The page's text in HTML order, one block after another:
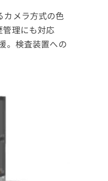
カメラ方式の色
理にも対応
。検査装置への